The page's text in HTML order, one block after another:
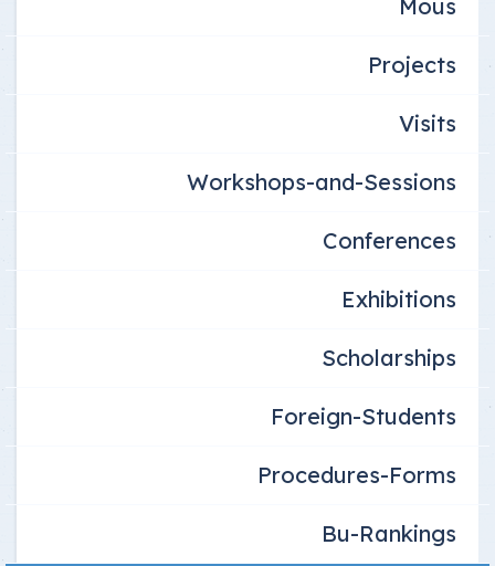
Mous
Projects
Visits
Workshops-and-Sessions
Conferences
Exhibitions
Scholarships
Foreign-Students
Procedures-Forms
Bu-Rankings